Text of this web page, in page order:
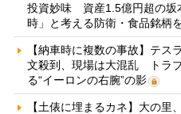
投資妙味 資産1.5億円超の坂
時」と考える防衛・食品銘柄
【納車時に複数の事故】テス
文殺到、現場は大混乱 トラ
る“イーロンの右腕”の影
【土俵に埋まるカネ】大の里